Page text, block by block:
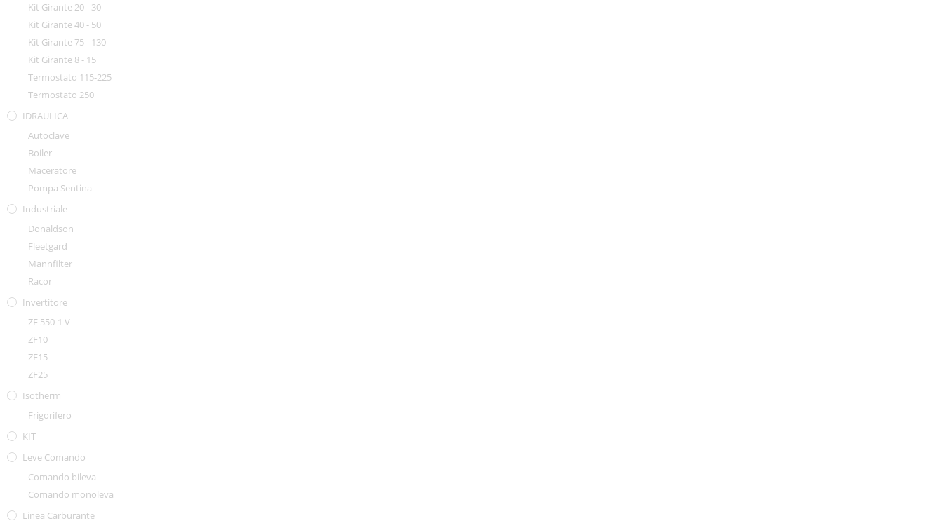
Kit Girante 20 - 30
Kit Girante 40 - 50
Kit Girante 75 - 130
Kit Girante 8 - 15
Termostato 115-225
Termostato 250
IDRAULICA
Autoclave
Boiler
Maceratore
Pompa Sentina
Industriale
Donaldson
Fleetgard
Mannfilter
Racor
Invertitore
ZF 550-1 V
ZF10
ZF15
ZF25
Isotherm
Frigorifero
KIT
Leve Comando
Comando bileva
Comando monoleva
Linea Carburante